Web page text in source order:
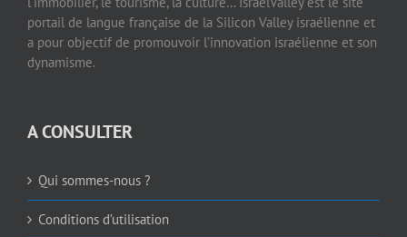
portail de langue française de la Silicon Valley israélienne et
a pour objectif de promouvoir l’innovation israélienne et son
dynamisme.
A CONSULTER
Qui sommes-nous ?
Conditions d’utilisation